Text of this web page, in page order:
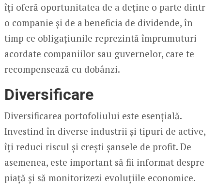
îți oferă oportunitatea de a deține o parte dintr-
o companie și de a beneficia de dividende, în
timp ce obligațiunile reprezintă împrumuturi
acordate companiilor sau guvernelor, care te
recompensează cu dobânzi.
Diversificare
Diversificarea portofoliului este esențială.
Investind în diverse industrii și tipuri de active,
îți reduci riscul și crești șansele de profit. De
asemenea, este important să fii informat despre
piață și să monitorizezi evoluțiile economice.